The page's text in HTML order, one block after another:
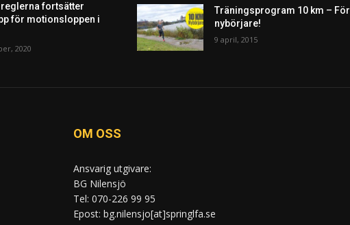
reglerna fortsätter
för motionsloppen i
2020
Träningsprogram 10 km – För
nybörjare!
9 april, 2015
OM OSS
Ansvarig utgivare:
BG Nilensjö
Tel: 070-226 99 95
Epost: bg.nilensjo[at]springlfa.se